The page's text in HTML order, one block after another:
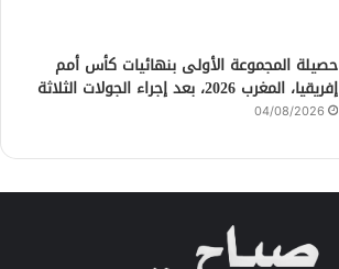
حصيلة المجموعة الأولى بنهائيات كأس أمم
إفريقيا، المغرب 2026، بعد إجراء الجولات الثلاثة
04/08/2026